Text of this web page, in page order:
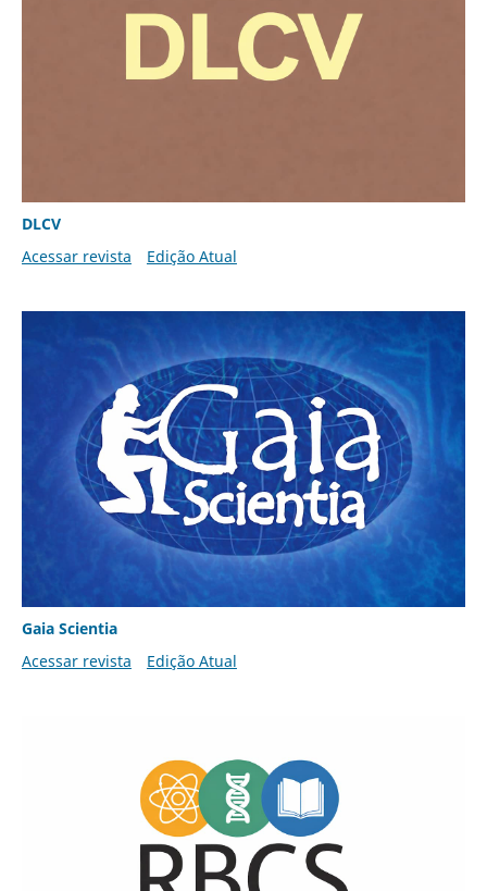
DLCV
Acessar revista
Edição Atual
Gaia Scientia
Acessar revista
Edição Atual